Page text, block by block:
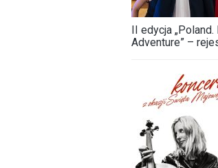
II edycja
Adventure” –